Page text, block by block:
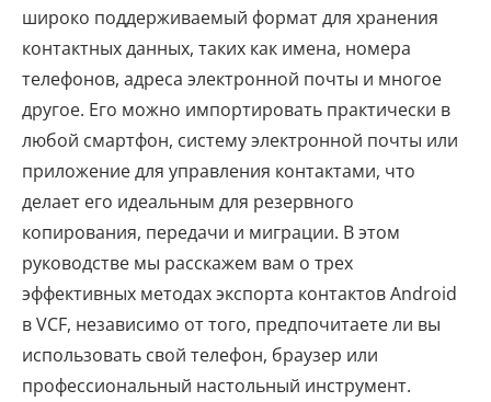
широко поддерживаемый формат для хранения
контактных данных, таких как имена, номера
телефонов, адреса электронной почты и многое
другое. Его можно импортировать практически в
любой смартфон, систему электронной почты или
приложение для управления контактами, что
делает его идеальным для резервного
копирования, передачи и миграции. В этом
руководстве мы расскажем вам о трех
эффективных методах экспорта контактов Android
в VCF, независимо от того, предпочитаете ли вы
использовать свой телефон, браузер или
профессиональный настольный инструмент.